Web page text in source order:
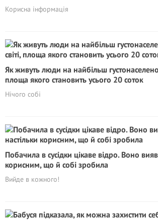
Корисна інформація
Як живуть люди на найбільш
площа якого становить усього 20 соток
Нічого собі
Побачила в сусідки цікаве відро. Воно
корисним, що й собі зробила
Вийде в кожного!